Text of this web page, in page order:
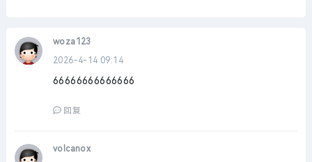
woza123
2026-4-14 09:14
66666666666666
回复
volcanox